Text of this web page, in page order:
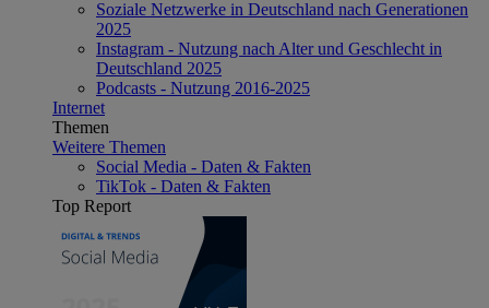
Soziale Netzwerke in Deutschland nach Generationen
2025
Instagram - Nutzung nach Alter und Geschlecht in
Deutschland 2025
Podcasts - Nutzung 2016-2025
Internet
Themen
Weitere Themen
Social Media - Daten & Fakten
TikTok - Daten & Fakten
Top Report